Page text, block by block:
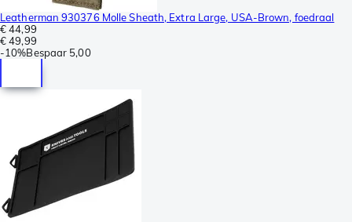
Leatherman 930376 Molle Sheath, Extra Large, USA-Brown, foedraal
€ 44,99
€ 49,99
-10%Bespaar 5,00